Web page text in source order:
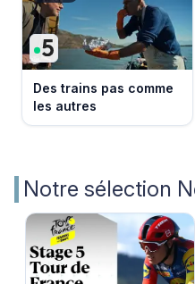
Des trains pas comme
les autres
Notre sélection